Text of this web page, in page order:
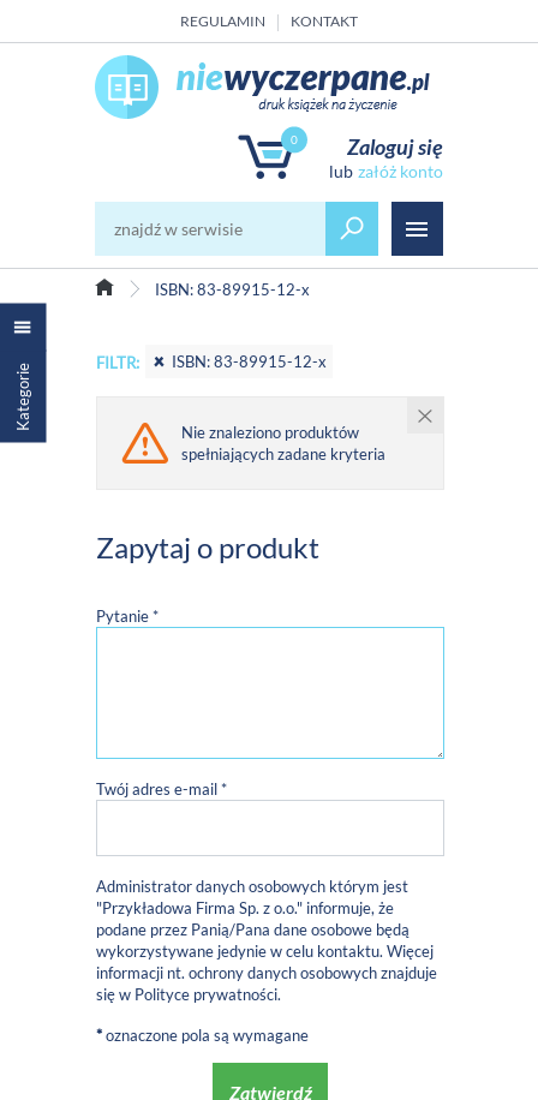
REGULAMIN KONTAKT
0 Zaloguj się
załóż konto
ISBN: 83-89915-12-x
Kategorie FILTR: ISBN: 83-89915-12-x
Nie znaleziono produktów
spełniających zadane kryteria
Zapytaj o produkt
Pytanie *
Twój adres e-mail *
Administrator danych osobowych którym jest
"Przykładowa Firma Sp. z o.o." informuje, że
podane przez Panią/Pana dane osobowe będą
wykorzystywane jedynie w celu kontaktu. Więcej
informacji nt. ochrony danych osobowych znajduje
się w Polityce prywatności.
*oznaczone pola są wymagane
Zatwierdź